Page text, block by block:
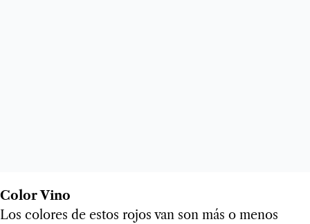
Color Vino
Los colores de estos rojos van son más o menos